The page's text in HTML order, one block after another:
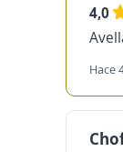
4,0
Hace